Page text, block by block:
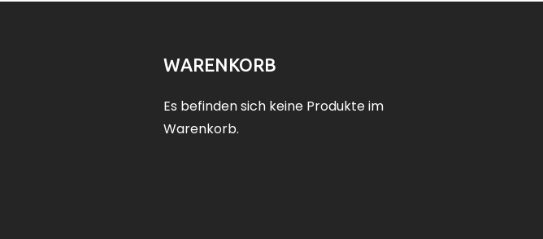
WARENKORB
Es befinden sich keine Produkte im
Warenkorb.